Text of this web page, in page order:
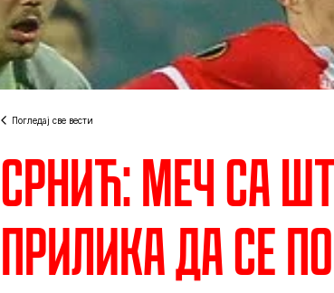
Погледај све вести
Срнић: Меч са
прилика да се